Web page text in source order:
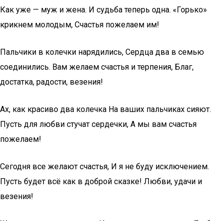
Как уже — муж и жена. И судьба теперь одна. «Горько»
крикнем молодым, Счастья пожелаем им!
Пальчики в колечки нарядились, Сердца два в семью
соединились. Вам желаем счастья и терпения, Благ,
достатка, радости, везения!
Ах, как красиво два колечка На ваших пальчиках сияют.
Пусть для любви стучат сердечки, А мы вам счастья
пожелаем!
Сегодня все желают счастья, И я не буду исключением.
Пусть будет всё как в доброй сказке! Любви, удачи и
везения!